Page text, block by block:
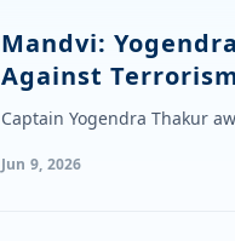
Mandvi:
Against
Captain Yogendra Thakur
Jun 9, 2026